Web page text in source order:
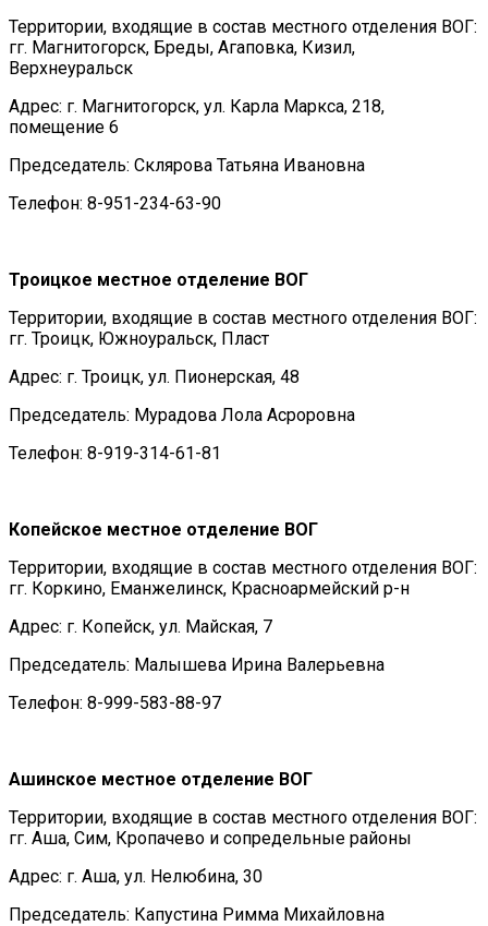
Территории, входящие в состав местного отделения ВОГ:
гг. Магнитогорск, Бреды, Агаповка, Кизил,
Верхнеуральск
Адрес: г. Магнитогорск, ул. Карла Маркса, 218,
помещение 6
Председатель: Склярова Татьяна Ивановна
Телефон: 8-951-234-63-90
Троицкое местное отделение ВОГ
Территории, входящие в состав местного отделения ВОГ:
гг. Троицк, Южноуральск, Пласт
Адрес: г. Троицк, ул. Пионерская, 48
Председатель: Мурадова Лола Асроровна
Телефон: 8-919-314-61-81
Копейское местное отделение ВОГ
Территории, входящие в состав местного отделения ВОГ:
гг. Коркино, Еманжелинск, Красноармейский р-н
Адрес: г. Копейск, ул. Майская, 7
Председатель: Малышева Ирина Валерьевна
Телефон: 8-999-583-88-97
Ашинское местное отделение ВОГ
Территории, входящие в состав местного отделения ВОГ:
гг. Аша, Сим, Кропачево и сопредельные районы
Адрес: г. Аша, ул. Нелюбина, 30
Председатель: Капустина Римма Михайловна